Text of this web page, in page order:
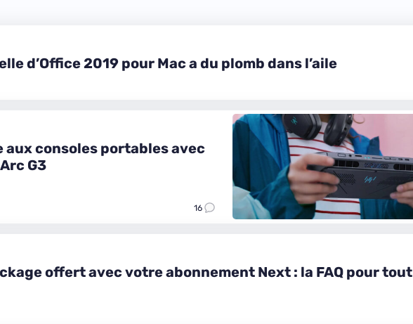
d’Office 2019 pour Mac a du plomb dans l’aile
aux consoles portables avec
G3
16
offert avec votre abonnement Next : la FAQ pour tout